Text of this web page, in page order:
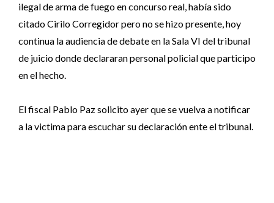
ilegal de arma de fuego en concurso real, había sido
citado Cirilo Corregidor pero no se hizo presente, hoy
continua la audiencia de debate en la Sala VI del tribunal
de juicio donde declararan personal policial que participo
en el hecho.
El fiscal Pablo Paz solicito ayer que se vuelva a notificar
a la victima para escuchar su declaración ente el tribunal.